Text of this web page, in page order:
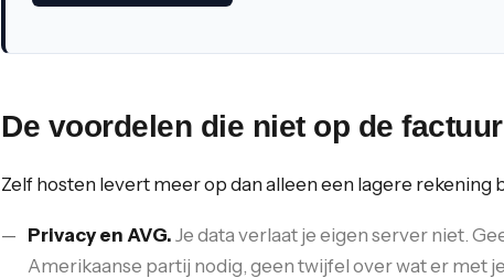
De voordelen die niet op de
Zelf hosten levert meer op dan alleen een lagere rekening
Privacy en AVG. Je data verlaat je eigen server niet.
Amerikaanse partij nodig, geen twijfel over wat er met